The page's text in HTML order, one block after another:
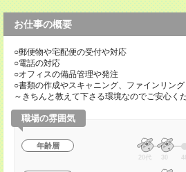
お仕事の概要
○郵便物や宅配便の受付や対応
○電話の対応
○オフィスの備品管理や発注
○書類の作成やスキャニング、ファインリン
～きちんと教えて下さる環境なのでご安心く
職場の雰囲気
年齢層
20代 30 40